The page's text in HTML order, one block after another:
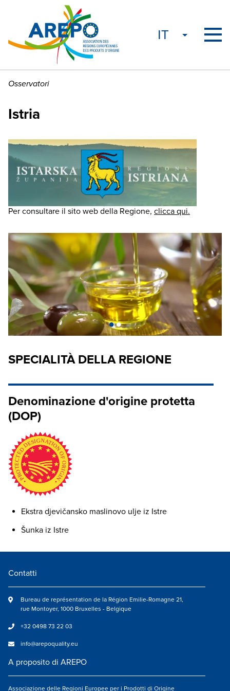
Osservatori
Istria
Per consultare il sito web della Regione, clicca qui.
••
SPECIALITÀ DELLA REGIONE
Denominazione d'origine protetta
(DOP)
Ekstra djevičansko maslinovo ulje iz Istre
Šunka iz Istre
Contatti
Bureau de représentation de la Région Emilie-Romagne 21,
rue Montoyer, 1000 Bruxelles - Belgique
+32 0498 73 22 03
info@arepoquality.eu
A proposito di AREPO
Associazione delle Regioni Europee per i Prodotti di Origine